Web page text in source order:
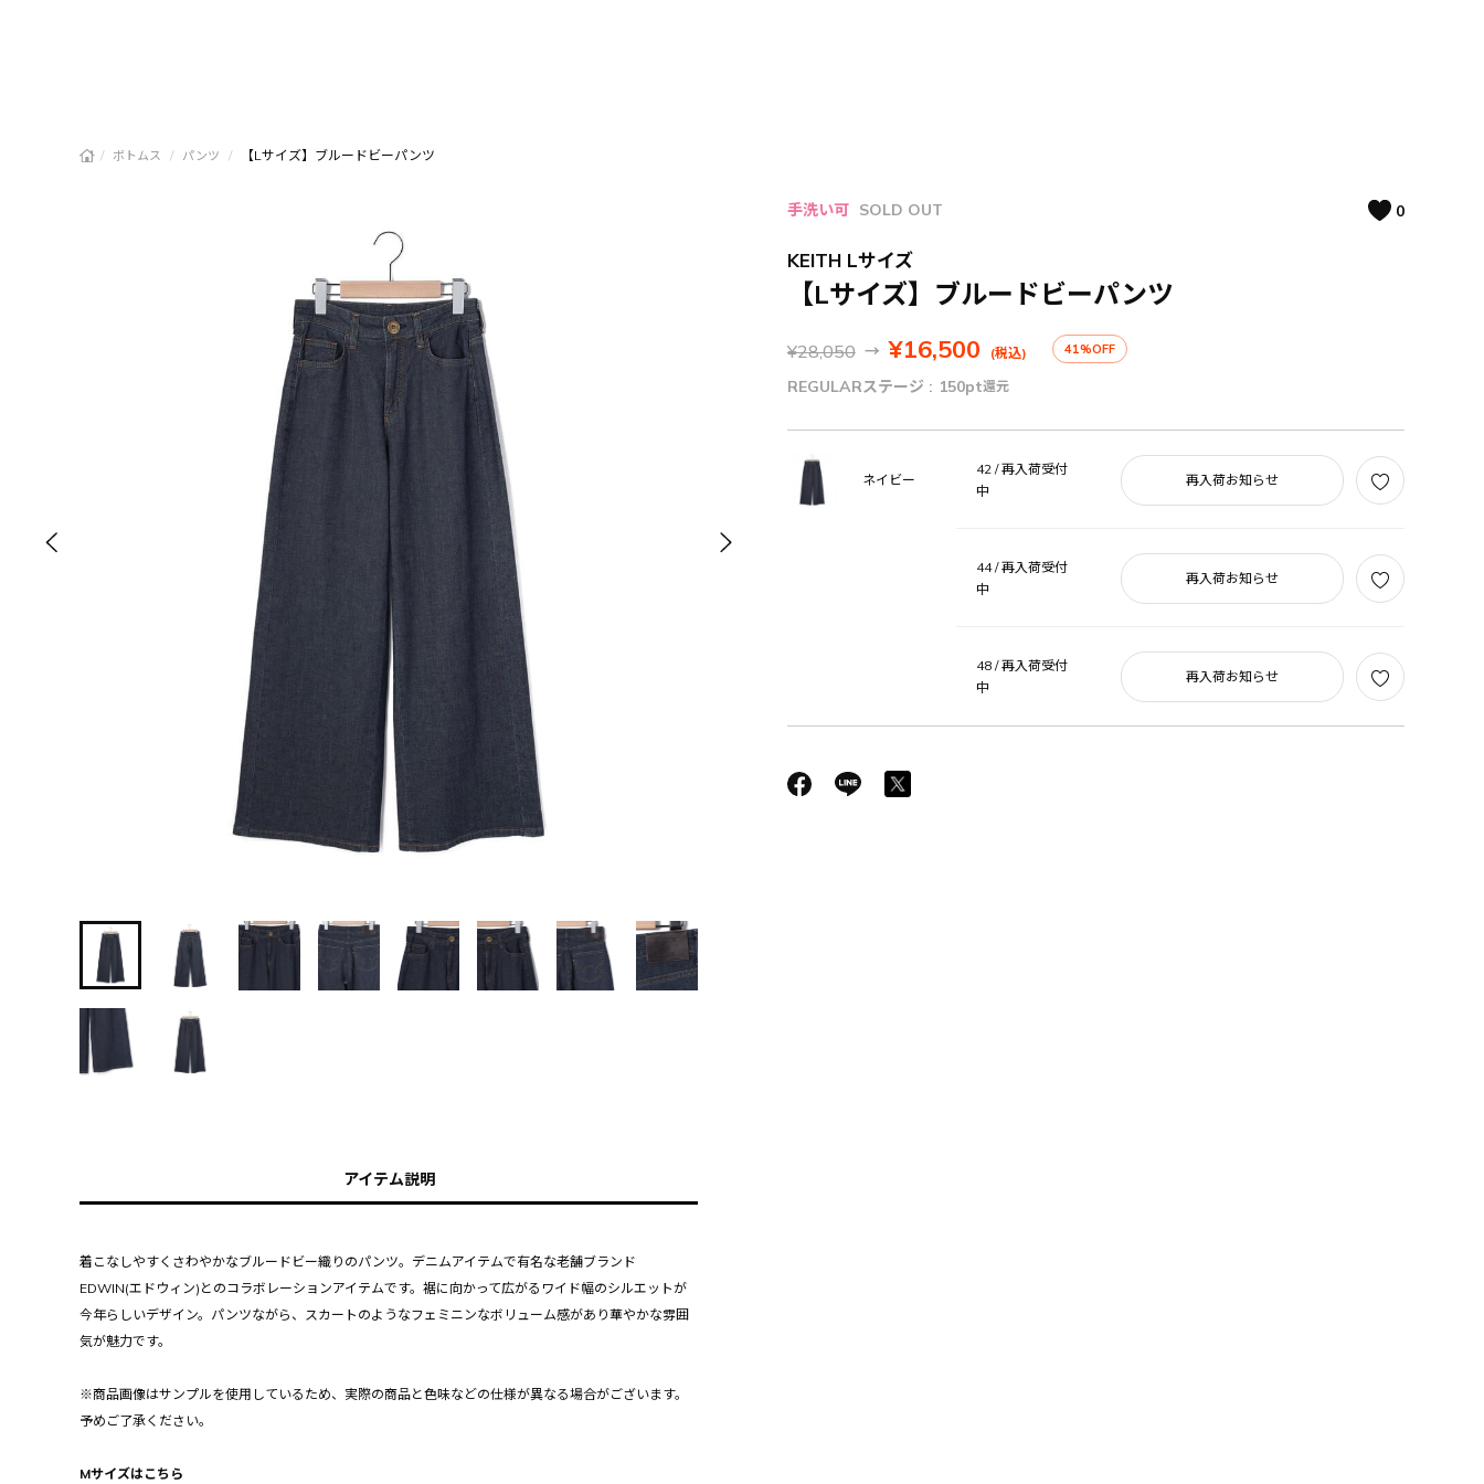
/ ボトムス / パンツ / 【Lサイズ】ブルードビーパンツ
アイテム説明
着こなしやすくさわやかなブルードビー織りのパンツ。デニムアイテムで有名な老舗ブランド
EDWIN(エドウィン)とのコラボレーションアイテムです。裾に向かって広がるワイド幅のシルエットが
今年らしいデザイン。パンツながら、スカートのようなフェミニンなボリューム感があり華やかな雰囲
気が魅力です。
※商品画像はサンプルを使用しているため、実際の商品と色味などの仕様が異なる場合がございます。
予めご了承ください。
Mサイズはこちら
手洗い可 SOLD OUT 0
KEITH Lサイズ
【Lサイズ】ブルードビーパンツ
¥28,050 → ¥16,500 (税込) 41%OFF
REGULARステージ : 150pt還元
ネイビー
42 /再入荷受付
中
再入荷お知らせ
44 /再入荷受付
中
再入荷お知らせ
48 /再入荷受付
中
再入荷お知らせ